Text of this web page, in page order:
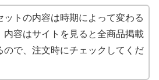
ットの内容は時期によって変わる
内容はサイトを見ると全商品掲載
ので、注文時にチェックしてくだ